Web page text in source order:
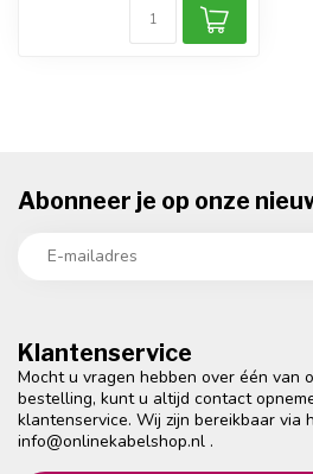
Klantenservice
Mocht u vragen hebben over één van
bestelling, kunt u altijd contact
klantenservice. Wij zijn bereikbaar via
info@onlinekabelshop.nl .
Abonneer je op onze